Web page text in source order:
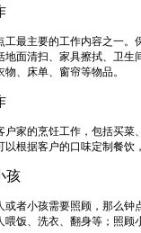
最主要的工作内容之一。
地面清扫、家具擦拭、卫生
、床单、窗帘等物品。
家的烹饪工作，包括买菜
根据客户的口味定制餐饮
孩
者小孩需要照顾，那么钟
饭、洗衣、翻身等；照顾